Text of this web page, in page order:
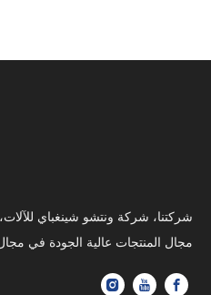
شركتنا، شركة ونتشو شينغباي
مجال المنتجات عالية الجودة في